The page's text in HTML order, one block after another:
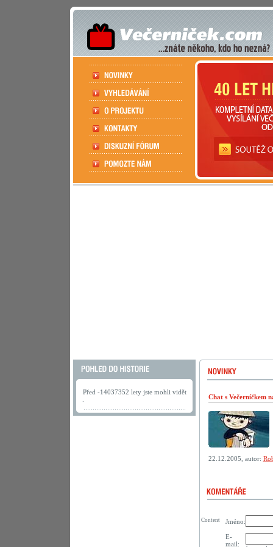
Před -14037352 lety jste mohli vidět
Chat s Večerníčkem
22.12.2005, autor:
Jméno:
E-
mail:
Content